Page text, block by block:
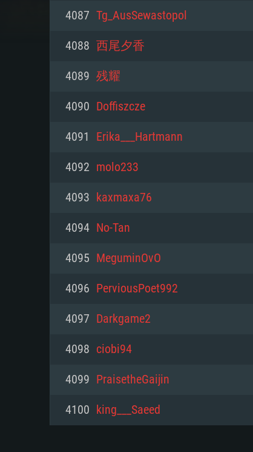
최소사양
운영체제: Windows 10 (64 bit)
프로세서: 2.2 GHz 듀얼코어 이
메모리: 4GB
그래픽 카드: DirectX 11 이상
해상도: 720p
네트워크: 브로드밴드 인터넷
여유 저장 공간: 22.1 GB (최소
최소사양
운영체제: Mac OS Big Sur 11.0
프로세서: 최소 2.2 GHz의
(Mac), 혹은 이와 비슷한 성
의 AMD/Nvidia. 최소 해상도:
네트워크: 브로드밴드 인터넷
여유 저장 공간: 22.1 GB (최소
최소사양
운영체제: 64bit Linux 중 최신
프로세서: 2.4 GHz 듀얼코어
메모리: 4 GB
그래픽 카드: Vulkan 을 지원
와 동급의 성능을 가지며 최
지원하는 AMD (6개월 미만;
4087 Tg_AusSewastopol
4088 西尾夕香
4089 残耀
4090 Doffiszcze
4091 Erika___Hartmann
4092 molo233
4093 kaxmaxa76
4094 No-Tan
4095 MeguminOvO
4096 PerviousPoet992
4097 Darkgame2
4098 ciobi94
4099 PraisetheGaijin
4100 king___Saeed